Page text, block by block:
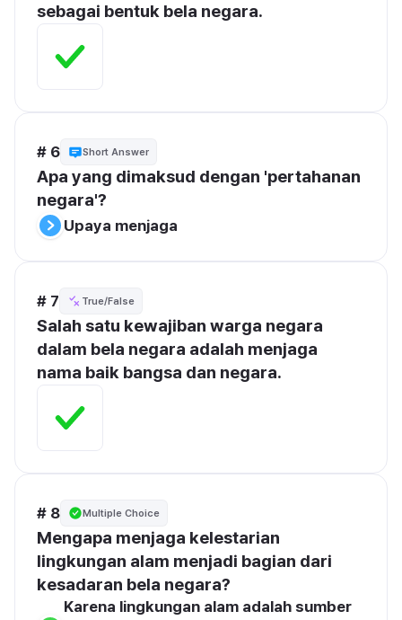
sebagai bentuk bela negara.
# 6 Short Answer
Apa yang dimaksud dengan 'pertahanan
negara'?
Upaya menjaga
# 7 True/False
Salah satu kewajiban warga negara
dalam bela negara adalah menjaga
nama baik bangsa dan negara.
# 8 Multiple Choice
Mengapa menjaga kelestarian
lingkungan alam menjadi bagian dari
kesadaran bela negara?
Karena lingkungan alam adalah sumber